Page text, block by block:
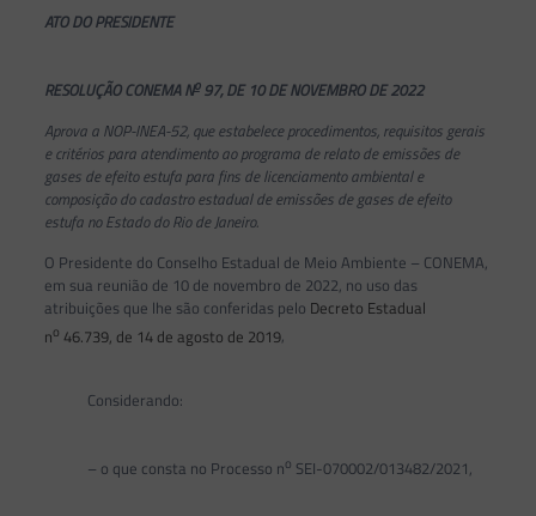
ATO DO PRESIDENTE
RESOLUÇÃO CONEMA No97, DE 10 DE NOVEMBRO DE 2022
Aprova a NOP-INEA-52, que estabelece procedimentos, requisitos gerais
e critérios para atendimento ao programa de relato de emissões de
gases de efeito estufa para fins de licenciamento ambiental e
composição do cadastro estadual de emissões de gases de efeito
estufa no Estado do Rio de Janeiro.
O Presidente do Conselho Estadual de Meio Ambiente – CONEMA,
em sua reunião de 10 de novembro de 2022, no uso das
atribuições que lhe são conferidas pelo Decreto Estadual
no 46.739, de 14 de agosto de 2019,
Considerando:
– o que consta no Processo no SEI-070002/013482/2021,